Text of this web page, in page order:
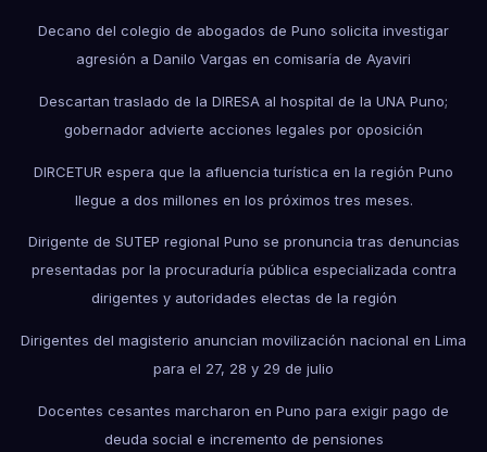
Decano del colegio de abogados de Puno solicita investigar
agresión a Danilo Vargas en comisaría de Ayaviri
Descartan traslado de la DIRESA al hospital de la UNA Puno;
gobernador advierte acciones legales por oposición
DIRCETUR espera que la afluencia turística en la región Puno
llegue a dos millones en los próximos tres meses.
Dirigente de SUTEP regional Puno se pronuncia tras denuncias
presentadas por la procuraduría pública especializada contra
dirigentes y autoridades electas de la región
Dirigentes del magisterio anuncian movilización nacional en Lima
para el 27, 28 y 29 de julio
Docentes cesantes marcharon en Puno para exigir pago de
deuda social e incremento de pensiones